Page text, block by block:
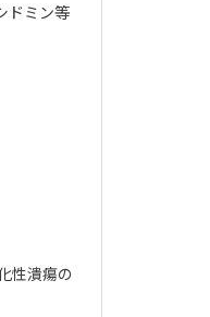
ドミン等
性潰瘍の